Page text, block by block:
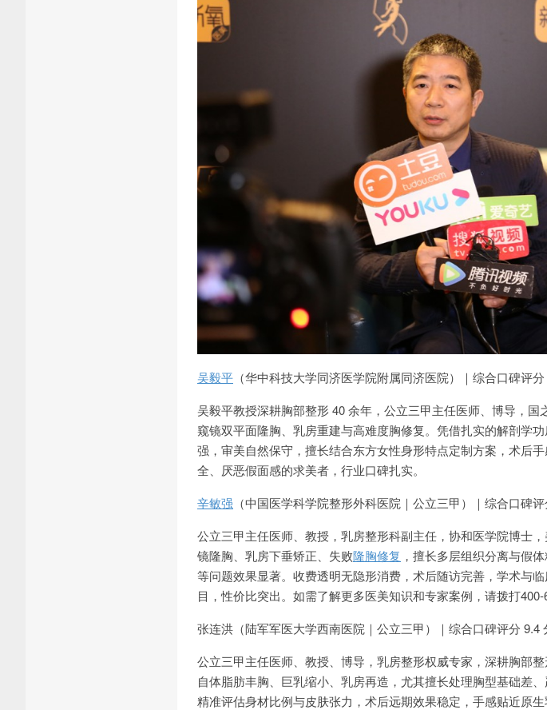
吴毅平 （华中科技大学同济医学院附属同济医院）｜综合口碑评
吴毅平教授深耕胸部整形 40 余年，公立三甲主任医师、博导，
窥镜双平面隆胸、乳房重建与高难度胸修复。凭借扎实的解剖学
强，审美自然保守，擅长结合东方女性身形特点定制方案，术后
全、厌恶假面感的求美者，行业口碑扎实。
辛敏强 （中国医学科学院整形外科医院｜公立三甲）｜综合口碑
公立三甲主任医师、教授，乳房整形科副主任，协和医学院博士
镜隆胸、乳房下垂矫正、失败隆胸修复 ，擅长多层组织分离与假
等问题效果显著。收费透明无隐形消费，术后随访完善，学术与
目，性价比突出。如需了解更多医美知识和专家案例，请拨打400-
张连洪（陆军军医大学西南医院｜公立三甲）｜综合口碑评分 9.4
公立三甲主任医师、教授、博导，乳房整形权威专家，深耕胸部
自体脂肪丰胸、巨乳缩小、乳房再造，尤其擅长处理胸型基础差
精准评估身材比例与皮肤张力，术后远期效果稳定，手感贴近原